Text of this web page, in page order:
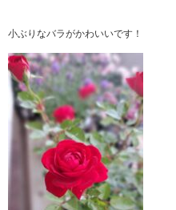
小ぶりなバラがかわいいです！